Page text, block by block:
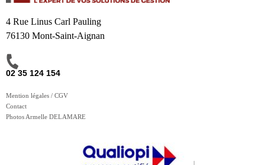
4 Rue Linus Carl Pauling
76130 Mont-Saint-Aignan
02 35 124 154
Mention légales / CGV
Contact
Photos Armelle DELAMARE